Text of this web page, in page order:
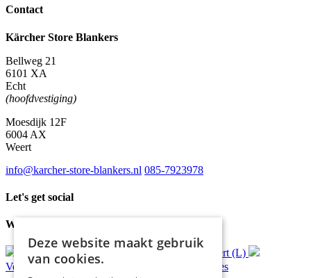
Contact
Kärcher Store Blankers
Bellweg 21
6101 XA
Echt
(hoofdvestiging)
Moesdijk 12F
6004 AX
Weert
info@karcher-store-blankers.nl 085-7923978
Let's get social
Waar wij voor staan
bezorging*
Ophalen in Echt of Weert (L)
Verzonden binnen 48 uur* advies
Deze website maakt gebruik
van cookies.